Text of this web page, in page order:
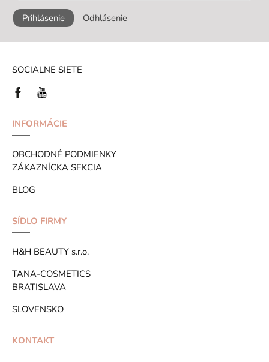
Prihlásenie Odhlásenie
SOCIALNE SIETE
INFORMÁCIE
OBCHODNÉ PODMIENKY
ZÁKAZNÍCKA SEKCIA
BLOG
SÍDLO FIRMY
H&H BEAUTY s.r.o.
TANA-COSMETICS
BRATISLAVA
SLOVENSKO
KONTAKT